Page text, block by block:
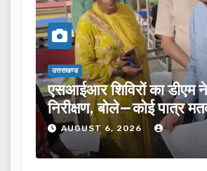
किया
सूची
उत्तराखण्ड
तीलू रौतेली पुरस्कार
का चयन, 35
होंगी सम्मानित…
AUGUST 6, 2026